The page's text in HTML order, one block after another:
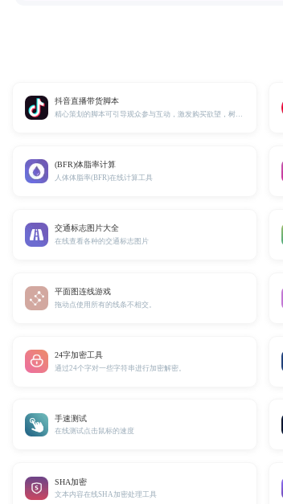
抖音直播带货脚本
精心策划的脚本可引导观众参与互动，激发购买欲望，树立品牌口碑.
(BFR)体脂率计算
人体体脂率(BFR)在线计算工具
交通标志图片大全
在线查看各种的交通标志图片
平面图连线游戏
拖动点使用所有的线条不相交。
24字加密工具
通过24个字对一些字符串进行加密解密。
手速测试
在线测试点击鼠标的速度
SHA加密
文本内容在线SHA加密处理工具